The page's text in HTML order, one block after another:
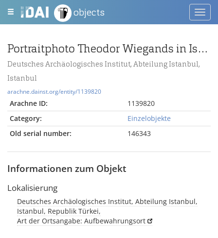
objects
Portraitphoto Theodor Wiegands in Istanbul-Arnavutköy (1900)
Deutsches Archäologisches Institut, Abteilung Istanbul,
Istanbul
arachne.dainst.org/entity/1139820
Arachne ID:
1139820
Category:
Einzelobjekte
Old serial number:
146343
Informationen zum Objekt
Lokalisierung
Deutsches Archäologisches Institut, Abteilung Istanbul,
Istanbul, Republik Türkei,
Art der Ortsangabe: Aufbewahrungsort